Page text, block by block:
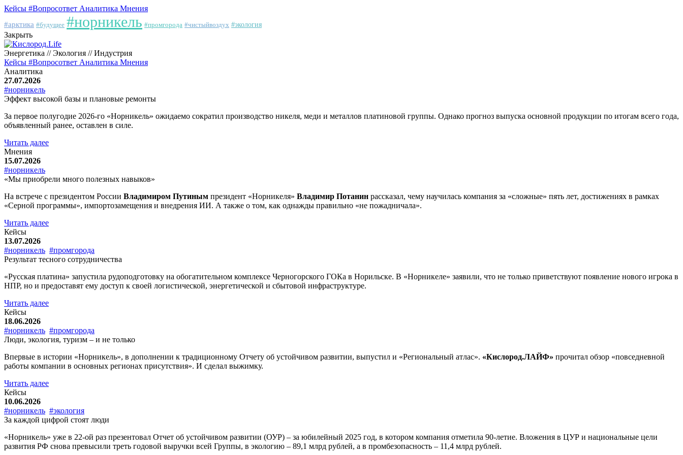
Кейсы #Вопросответ Аналитика Мнения
#арктика #будущее #норникель #промгорода #чистыйвоздух #экология
Закрыть
Энергетика // Экология // Индустрия
Кейсы #Вопросответ Аналитика Мнения
Аналитика
27.07.2026
#норникель
Эффект высокой базы и плановые ремонты
За первое полугодие 2026-го «Норникель» ожидаемо сократил производство никеля, меди и металлов платиновой группы. Однако прогноз выпуска основной продукции по итогам всего года,
объявленный ранее, оставлен в силе.
Читать далее
Мнения
15.07.2026
#норникель
«Мы приобрели много полезных навыков»
На встрече с президентом России Владимиром Путиным президент «Норникеля» Владимир Потанин рассказал, чему научилась компания за «сложные» пять лет, достижениях в рамках
«Серной программы», импортозамещения и внедрения ИИ. А также о том, как однажды правильно «не пожадничала».
Читать далее
Кейсы
13.07.2026
#норникель #промгорода
Результат тесного сотрудничества
«Русская платина» запустила рудоподготовку на обогатительном комплексе Черногорского ГОКа в Норильске. В «Норникеле» заявили, что не только приветствуют появление нового игрока в
НПР, но и предоставят ему доступ к своей логистической, энергетической и сбытовой инфраструктуре.
Читать далее
Кейсы
18.06.2026
#норникель #промгорода
Люди, экология, туризм – и не только
Впервые в истории «Норникель», в дополнении к традиционному Отчету об устойчивом развитии, выпустил и «Региональный атлас». «Кислород.ЛАЙФ» прочитал обзор «повседневной
работы компании в основных регионах присутствия». И сделал выжимку.
Читать далее
Кейсы
10.06.2026
#норникель #экология
За каждой цифрой стоят люди
«Норникель» уже в 22-ой раз презентовал Отчет об устойчивом развитии (ОУР) – за юбилейный 2025 год, в котором компания отметила 90-летие. Вложения в ЦУР и национальные цели
развития РФ снова превысили треть годовой выручки всей Группы, в экологию – 89,1 млрд рублей, а в промбезопасность – 11,4 млрд рублей.